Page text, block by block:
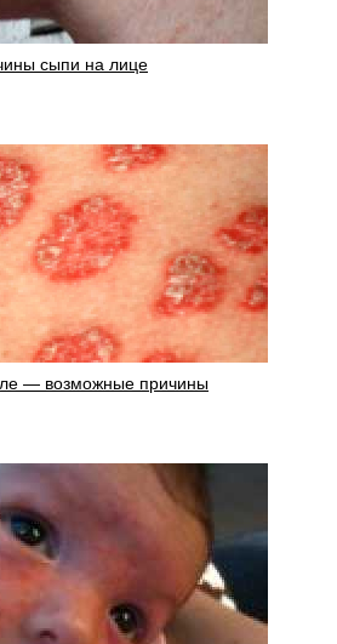
сыпи на лице
— возможные причины